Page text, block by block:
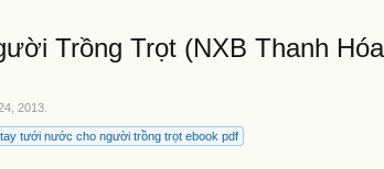
Trồng Trọt (NXB Thanh
2013
tưới nước cho người trồng trọt ebook pdf